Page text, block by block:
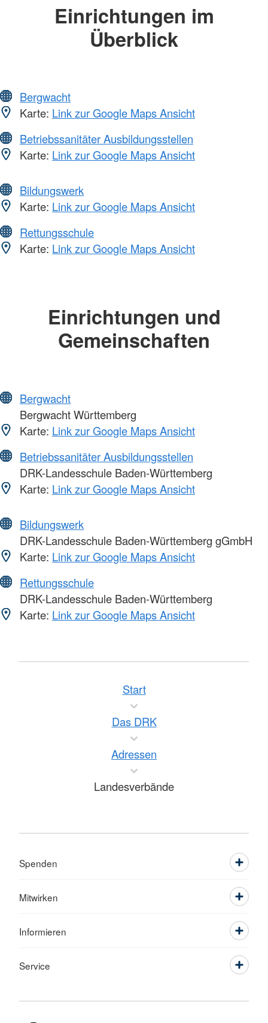
Einrichtungen im
Überblick
Bergwacht
Karte: Link zur Google Maps Ansicht
Betriebssanitäter Ausbildungsstellen
Karte: Link zur Google Maps Ansicht
Bildungswerk
Karte: Link zur Google Maps Ansicht
Rettungsschule
Karte: Link zur Google Maps Ansicht
Einrichtungen und
Gemeinschaften
Bergwacht
Bergwacht Württemberg
Karte: Link zur Google Maps Ansicht
Betriebssanitäter Ausbildungsstellen
DRK-Landesschule Baden-Württemberg
Karte: Link zur Google Maps Ansicht
Bildungswerk
DRK-Landesschule Baden-Württemberg gGmbH
Karte: Link zur Google Maps Ansicht
Rettungsschule
DRK-Landesschule Baden-Württemberg
Karte: Link zur Google Maps Ansicht
Start
Das DRK
Adressen
Landesverbände
Spenden
Mitwirken
Informieren
Service